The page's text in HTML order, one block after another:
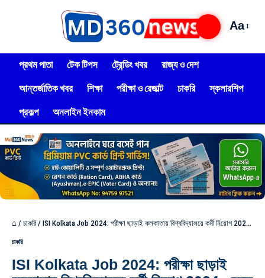
Aa
প্রথম পাতা টেক টিপস ট্রেন্ডিং খবর
রাজ্য ও দেশ
আন্তর্জাতিক খবর
শিক্ষা পরীক্ষা ও রেজাল্ট চাকরি
স্কলারশিপ
প্রকল্প
অনলাইন ইনকাম
⌂ / চাকরি / ISI Kolkata Job 2024: পরীক্ষা ছাড়াই কলকাতায় বিশ্ববিদ্যালয়ে কর্মী নিয়োগ 2024, বেতন 35 হাজার টাকা,দেখুন!
চাকরি
ISI Kolkata Job 2024: পরীক্ষা ছাড়াই